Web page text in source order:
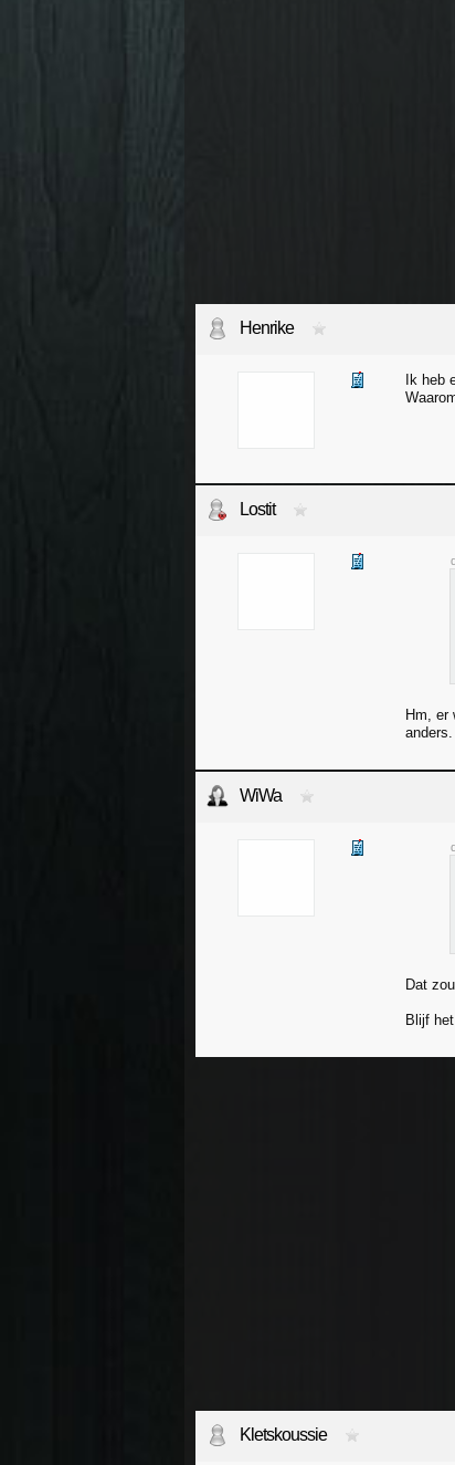
Henrike
Ik heb
Lostit
Hm, er
anders.
WiWa
Dat
Blijf
Kletskoussie